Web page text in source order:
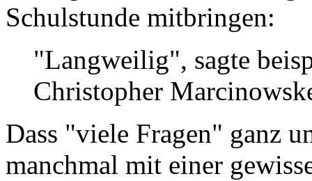
Schulstunde mitbringen:
"Langweilig", sagte
Christopher
Dass "viele Fragen" ganz
manchmal mit einer